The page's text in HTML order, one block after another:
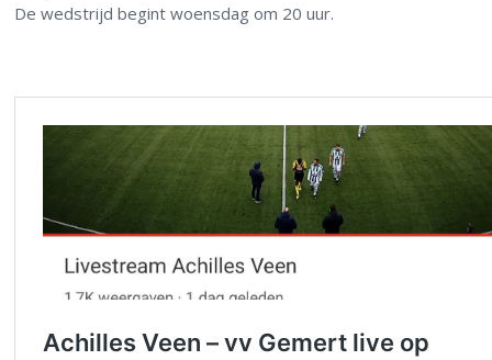
De wedstrijd begint woensdag om 20 uur.